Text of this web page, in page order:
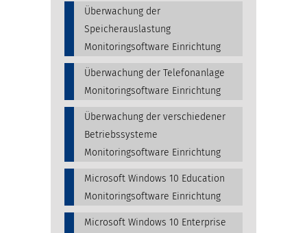
Überwachung der
Speicherauslastung
Monitoringsoftware Einrichtung
Überwachung der Telefonanlage
Monitoringsoftware Einrichtung
Überwachung der verschiedener
Betriebssysteme
Monitoringsoftware Einrichtung
Microsoft Windows 10 Education
Monitoringsoftware Einrichtung
Microsoft Windows 10 Enterprise